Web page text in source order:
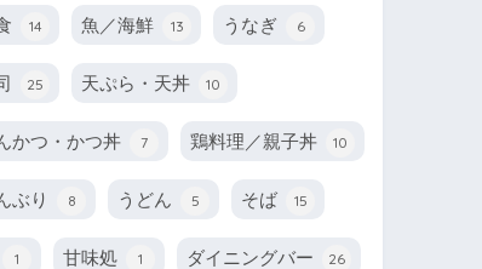
14 魚／海鮮 13 うなぎ 6
25 天ぷら・天丼 10
かつ・かつ丼 7 鶏料理／親子丼 10
ぶり 8 うどん 5 そば 15
1 甘味処 1 ダイニングバー 26